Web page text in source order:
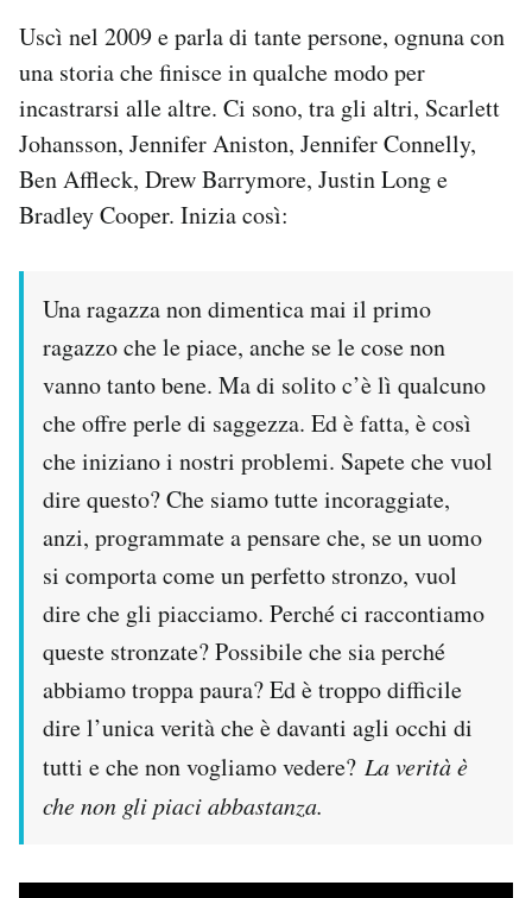
Uscì nel 2009 e parla di tante persone, ognuna con
una storia che finisce in qualche modo per
incastrarsi alle altre. Ci sono, tra gli altri, Scarlett
Johansson, Jennifer Aniston, Jennifer Connelly,
Ben Affleck, Drew Barrymore, Justin Long e
Bradley Cooper. Inizia così:
Una ragazza non dimentica mai il primo
ragazzo che le piace, anche se le cose non
vanno tanto bene. Ma di solito c’è lì qualcuno
che offre perle di saggezza. Ed è fatta, è così
che iniziano i nostri problemi. Sapete che vuol
dire questo? Che siamo tutte incoraggiate,
anzi, programmate a pensare che, se un uomo
si comporta come un perfetto stronzo, vuol
dire che gli piacciamo. Perché ci raccontiamo
queste stronzate? Possibile che sia perché
abbiamo troppa paura? Ed è troppo difficile
dire l’unica verità che è davanti agli occhi di
tutti e che non vogliamo vedere? La verità è
che non gli piaci abbastanza.